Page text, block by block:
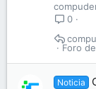
0
Foro
Noticia